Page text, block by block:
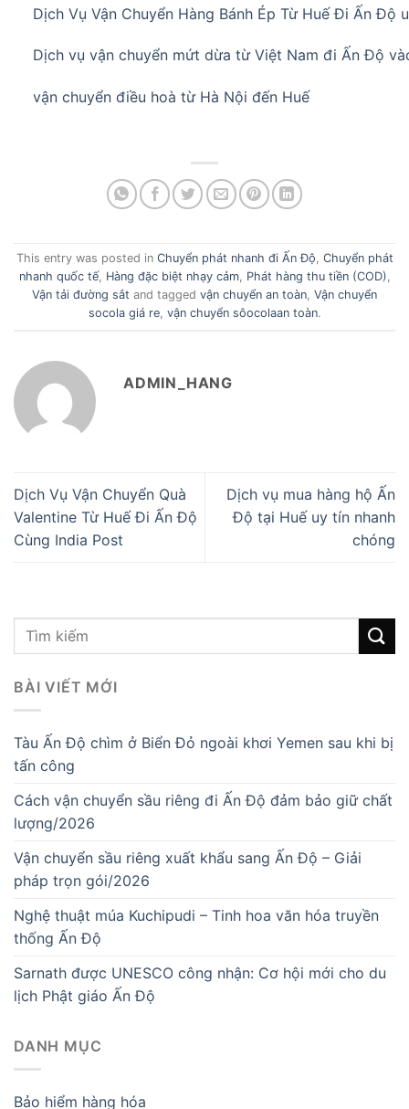
Dịch Vụ Vận Chuyển Hàng Bánh Ép Từ Huế Đi Ấn Độ
Dịch vụ vận chuyển mứt dừa từ Việt Nam đi Ấn Độ
vận chuyển điều hoà từ Hà Nội đến Huế
This entry was posted in Chuyển phát nhanh đi Ấn Độ, Chuyển phát
nhanh quốc tế, Hàng đặc biệt nhạy cảm, Phát hàng thu tiền (COD),
Vận tải đường sắt and tagged vận chuyển an toàn, Vận chuyển
socola giá re, vận chuyển sôocolaan toàn.
ADMIN_HANG
Dịch Vụ Vận Chuyển Quà
Valentine Từ Huế Đi Ấn Độ
Cùng India Post
Dịch vụ mua hàng hộ Ấn
Độ tại Huế uy tín nhanh
chóng
BÀI VIẾT MỚI
Tàu Ấn Độ chìm ở Biển Đỏ ngoài khơi Yemen sau khi bị
tấn công
Cách vận chuyển sầu riêng đi Ấn Độ đảm bảo giữ chất
lượng/2026
Vận chuyển sầu riêng xuất khẩu sang Ấn Độ – Giải
pháp trọn gói/2026
Nghệ thuật múa Kuchipudi – Tinh hoa văn hóa truyền
thống Ấn Độ
Sarnath được UNESCO công nhận: Cơ hội mới cho du
lịch Phật giáo Ấn Độ
DANH MỤC
Bảo hiểm hàng hóa